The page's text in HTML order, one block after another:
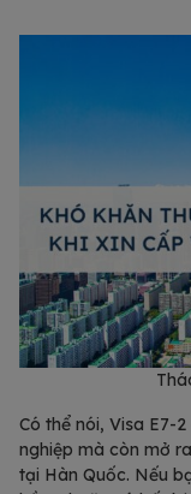
Có thể nói, Visa E7-
nghiệp mà còn mở
tại Hàn Quốc. Nếu